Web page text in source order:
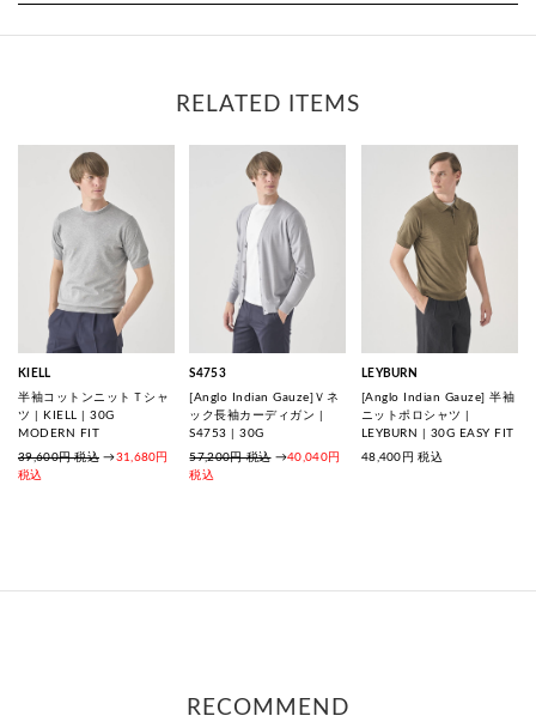
RELATED ITEMS
KIELL
半袖コットンニットＴシャ
ツ | KIELL | 30G
MODERN FIT
39,600円 税込 →31,680円
税込
S4753
[Anglo Indian Gauze]Ｖネ
ック長袖カーディガン |
S4753 | 30G
57,200円 税込→40,040円
税込
LEYBURN
[Anglo Indian Gauze] 半袖
ニットポロシャツ |
LEYBURN | 30G EASY FIT
48,400 円 税込
RECOMMEND